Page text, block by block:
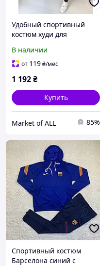
Удобный спортивный
костюм худи для
модель 2023 с мягким
материалом и
В наличии
от 119₴/мес
1 192₴
Купить
Market of ALL 85%
Спортивный костюм
Барселона синий с